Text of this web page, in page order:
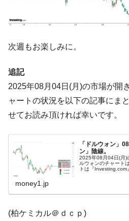
日本の誇る海洋資源調査
塊！
府県とは？
Fact1
Fact1 奇跡の毛色「白毛馬」と
Fact1
全て勝つといくら？ 競
える賞金とは？
Fact1
発表から2日で大崩壊、
なスーパーリーグとは？
Fact1
日本人マスターズ挑戦の
だった選手とは？
ている意外な選手とは？
次週もお楽しみに。
追記
2025年08月04日(月)の市場が開
ャートの状況を以下の記事にま
せてお読み頂ければ幸いです。
「ドルウォン」
ン」陰線。
2025年08月04日(月)
ルウォンのチャート
トは『Investing.com
money1.jp
(柏ケミカル＠ｄｃｐ)